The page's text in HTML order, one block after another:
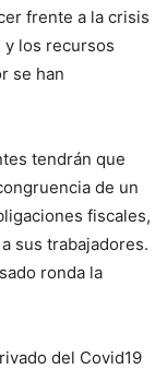
frente a la crisis
y los recursos
se han
tendrán que
de un
fiscales,
sus trabajadores.
ronda la
del Covid19